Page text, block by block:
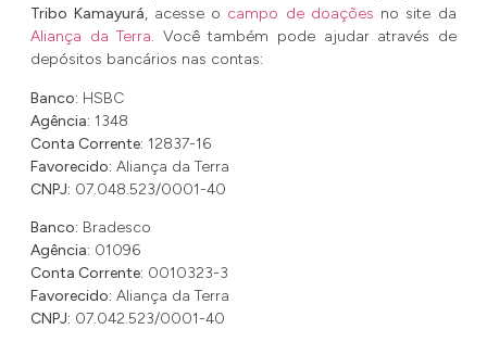
Tribo Kamayurá, acesse o campo de doações no site da
Aliança da Terra. Você também pode ajudar através de
depósitos bancários nas contas:
Banco: HSBC
Agência: 1348
Conta Corrente: 12837-16
Favorecido: Aliança da Terra
CNPJ: 07.048.523/0001-40
Banco: Bradesco
Agência: 01096
Conta Corrente: 0010323-3
Favorecido: Aliança da Terra
CNPJ: 07.042.523/0001-40